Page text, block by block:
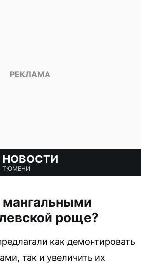
НОВОСТИ
ТЮМЕНИ
мангальными
роще?
как демонтировать
так и увеличить их